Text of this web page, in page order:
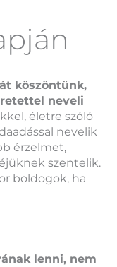
köszöntünk,
neveli
életre szóló
nevelik
érzelmet,
szentelik.
boldogok, ha
lenni, nem